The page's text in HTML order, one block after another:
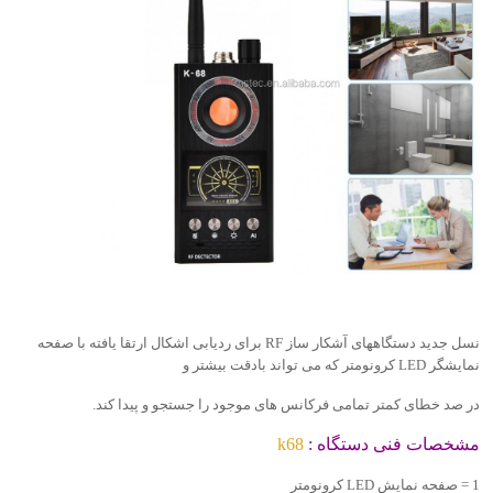
نسل جدید دستگاههای آشکار ساز RF برای ردیابی اشکال ارتقا یافته با صفحه
نمایشگر LED کرونومتر که می تواند بادقت بیشتر و
در صد خطای کمتر تمامی فرکانس های موجود را جستجو و پیدا کند.
مشخصات فنی دستگاه : k68
1 = صفحه نمایش LED کرونومتر